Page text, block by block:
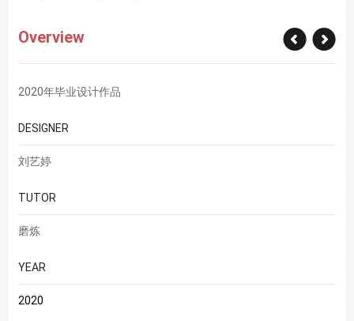
Overview
2020年毕业设计作品
DESIGNER
刘艺婷
TUTOR
磨炼
YEAR
2020